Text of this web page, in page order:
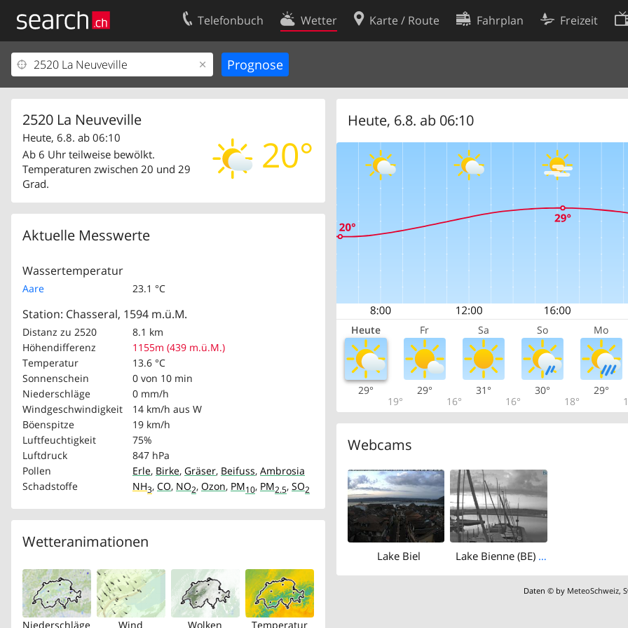
Telefonbuch Wetter Karte / Route Fahrplan Freizeit
2520 La Neuveville
20°
Heute, 6.8. ab 06:10
Ab 6 Uhr teilweise bewölkt.
Temperaturen zwischen 20 und 29
Grad.
Aktuelle Messwerte
Wassertemperatur
Aare 23.1 °C
Station: Chasseral, 1594 m.ü.M.
Distanz zu 2520
8.1 km
Höhendifferenz
1155m (439 m.ü.M.)
Temperatur
13.6 °C
Sonnenschein
0 von 10 min
Niederschläge
0 mm/h
Windgeschwindigkeit
14 km/h aus W
Böenspitze
19 km/h
Luftfeuchtigkeit
75%
Luftdruck
847 hPa
Pollen
Erle, Birke, Gräser, Beifuss, Ambrosia
Schadstoffe
NH3, CO, NO2, Ozon, PM10, PM2.5, SO2
Wetteranimationen
Niederschläge Wind Wolken Temperatur
Heute, 6.8. ab 06:10
Heute Fr Sa So Mo
29°
19°
29°
16°
31°
16°
30°
18°
29°
Webcams
Lake Biel Lake Bienne (BE) › South-east: Bordée de Tribord - Promenade Jean-Jacques Rousseau
Daten © by MeteoSchweiz,
Ihr Eintrag
Kundencenter Geschäftskunden
Kontakt
Nutzungsbedingungen
Cookie-Einstellungen